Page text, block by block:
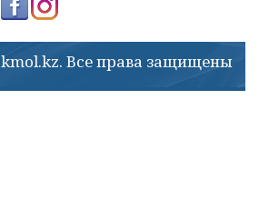
Все права защищены